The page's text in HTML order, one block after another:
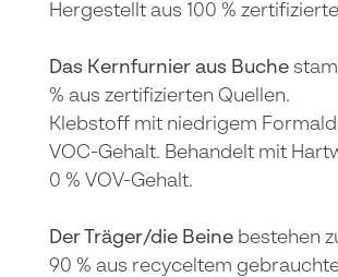
Hergestellt aus 100 %
Das Kernfurnier aus Buche
% aus zertifizierten Quellen.
Klebstoff mit niedrigem
VOC-Gehalt. Behandelt mit
0 % VOV-Gehalt.
Der Träger/die Beine bestehen
90 % aus recyceltem